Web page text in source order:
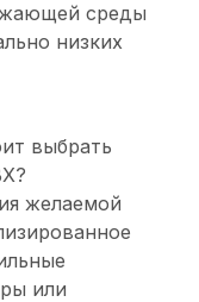
среды
низких
выбрать
желаемой
или